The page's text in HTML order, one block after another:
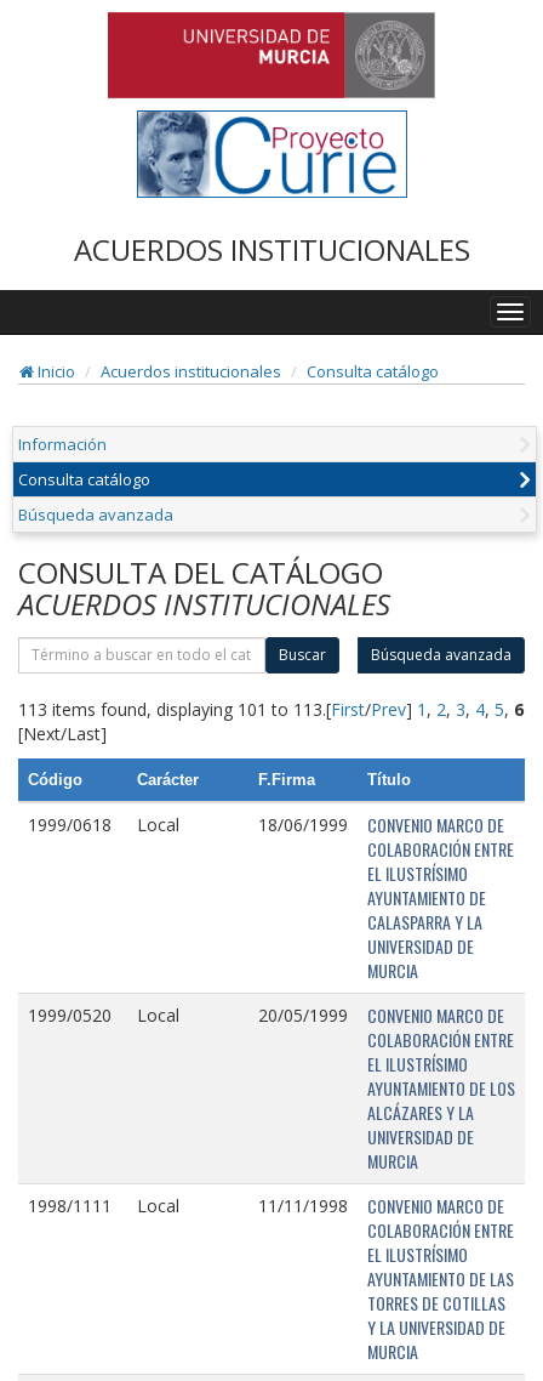
ACUERDOS INSTITUCIONALES
Inicio
Acuerdos institucionales Consulta catálogo
Información
Consulta catálogo
Búsqueda avanzada
CONSULTA DEL CATÁLOGO
ACUERDOS INSTITUCIONALES
Buscar Búsqueda avanzada
113 items found, displaying 101 to 113.[First/Prev] 1 , 2, 3, 4, 5, 6
[Next/Last]
Código Carácter F.Firma Título
1999/0618 Local 18/06/1999
CONVENIO MARCO DE
COLABORACIÓN ENTRE
EL ILUSTRÍSIMO
AYUNTAMIENTO DE
CALASPARRA Y LA
UNIVERSIDAD DE
MURCIA
1999/0520 Local 20/05/1999
CONVENIO MARCO DE
COLABORACIÓN ENTRE
EL ILUSTRÍSIMO
AYUNTAMIENTO DE LOS
ALCÁZARES Y LA
UNIVERSIDAD DE
MURCIA
1998/1111 Local 11/11/1998
CONVENIO MARCO DE
COLABORACIÓN ENTRE
EL ILUSTRÍSIMO
AYUNTAMIENTO DE LAS
TORRES DE COTILLAS
Y LA UNIVERSIDAD DE
MURCIA